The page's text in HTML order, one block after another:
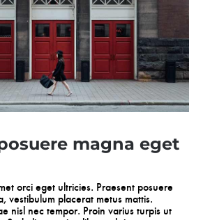
magna eget
orci eget ultricies. Praesent posuere
vestibulum placerat metus mattis.
nisl nec tempor. Proin varius turpis ut